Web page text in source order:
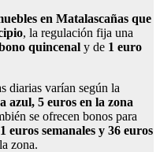
en Matalascañas que
, la regulación fija una
quincenal y de 1 euro
diarias varían según la
azul, 5 euros en la zona
se ofrecen bonos para
euros semanales y 36 euros
zona.